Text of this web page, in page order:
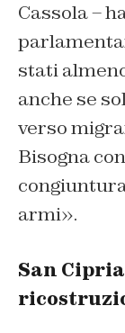
Cassola –
stati
anche se
verso
Bisogna
armi».
San